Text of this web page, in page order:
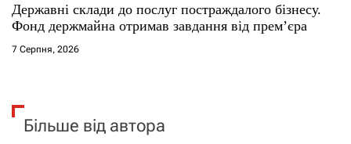
Державні склади до послуг постраждалого бізнесу.
Фонд держмайна отримав завдання від прем’єра
7 Серпня, 2026
Більше від автора